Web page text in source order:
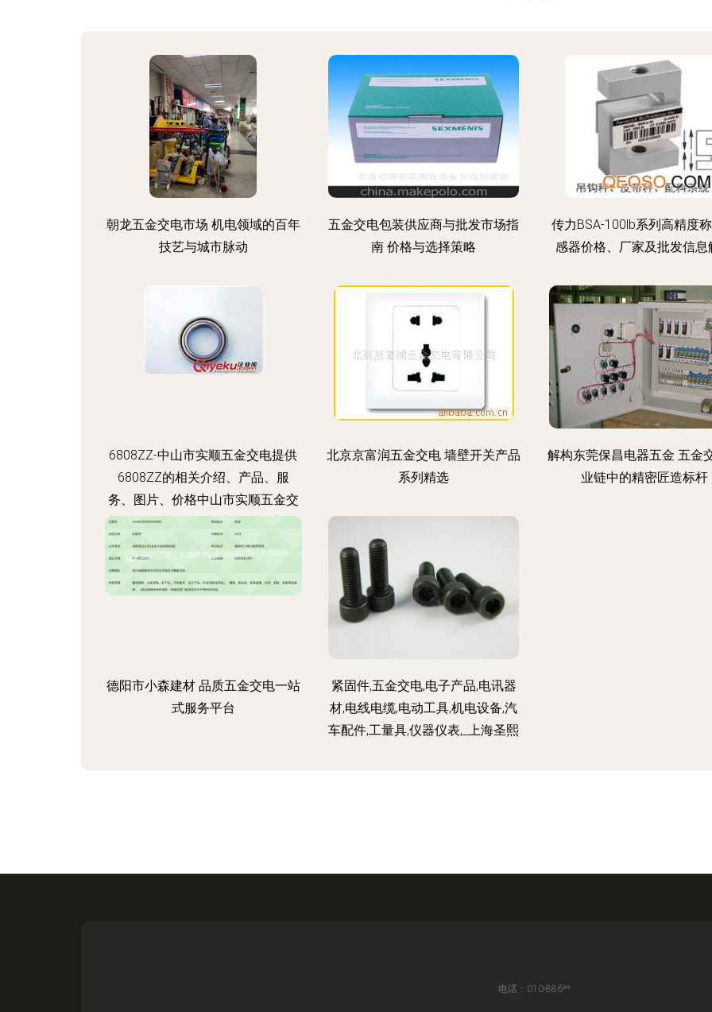
朝龙五金交电市场 机电领域的百年
技艺与城市脉动
五金交电包装供应商与批发市场指
南 价格与选择策略
传力BSA-100lb系列高精度
感器价格、厂家及批发信息
6808ZZ-中山市实顺五金交电提供
6808ZZ的相关介绍、产品、服
务、图片、价格中山市实顺五金交
电、脚轮及配件;脱模剂、清洗剂;砂
带、砂轮;五金工具;磨具磨料;机械
设备;轴承;钢球;LED照明灯;劳保用
品;宝剑牌高级万能胶;香港蓝鲸脱模
北京京富润五金交电 墙壁开关产品
系列精选
解构东莞保昌电器五金 五金
业链中的精密匠造标杆
德阳市小森建材 品质五金交电一站
式服务平台
紧固件,五金交电,电子产品,电讯器
材,电线电缆,电动工具,机电设备,汽
车配件,工量具,仪器仪表,_上海圣熙
电话：010-886**